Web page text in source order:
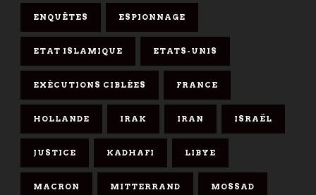
ENQUÊTES ESPIONNAGE
ETAT ISLAMIQUE ETATS-UNIS
EXÉCUTIONS CIBLÉES FRANCE
HOLLANDE IRAK IRAN ISRAËL
JUSTICE KADHAFI LIBYE
MACRON MITTERRAND MOSSAD